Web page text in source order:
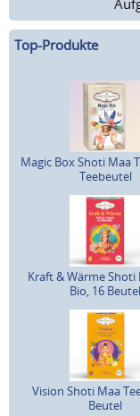
Top-Produkte
Magic Box Shoti Maa
Teebeutel
Kraft & Wärme Shoti
Bio, 16 Beutel
Vision Shoti Maa
Beutel